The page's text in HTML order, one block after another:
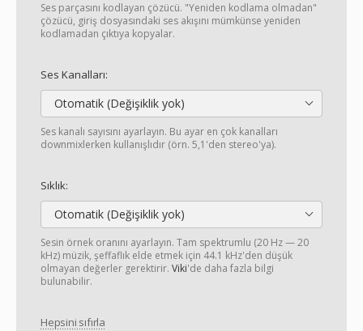
Ses parçasını kodlayan çözücü. "Yeniden kodlama olmadan"
çözücü, giriş dosyasındaki ses akışını mümkünse yeniden
kodlamadan çıktıya kopyalar.
Ses Kanalları:
Otomatik (Değişiklik yok)
Ses kanalı sayısını ayarlayın. Bu ayar en çok kanalları
downmixlerken kullanışlıdır (örn. 5,1'den stereo'ya).
Sıklık:
Otomatik (Değişiklik yok)
Sesin örnek oranını ayarlayın. Tam spektrumlu (20 Hz — 20
kHz) müzik, şeffaflık elde etmek için 44.1 kHz'den düşük
olmayan değerler gerektirir. Viki'de daha fazla bilgi
bulunabilir.
Hepsini sıfırla